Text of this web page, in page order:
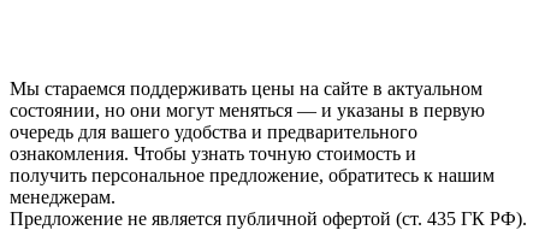
Мы стараемся поддерживать цены на сайте в актуальном
состоянии, но они могут меняться — и указаны в первую
очередь для вашего удобства и предварительного
ознакомления. Чтобы узнать точную стоимость и
получить персональное предложение, обратитесь к нашим
менеджерам.
Предложение не является публичной офертой (ст. 435 ГК РФ).